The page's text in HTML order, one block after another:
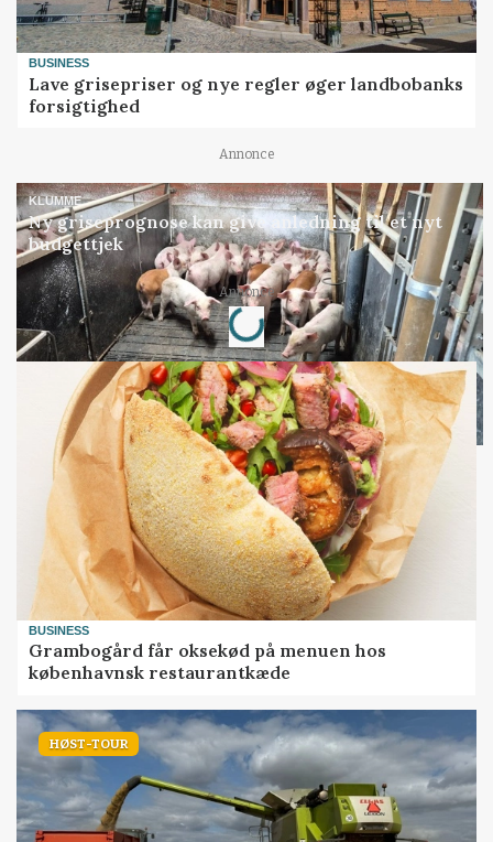
BUSINESS
Lave grisepriser og nye regler øger landbobanks
forsigtighed
Annonce
KLUMME
Ny griseprognose kan give anledning til et nyt
budgettjek
Annonce
Loading...
BUSINESS
Grambogård får oksekød på menuen hos
københavnsk restaurantkæde
HØST-TOUR